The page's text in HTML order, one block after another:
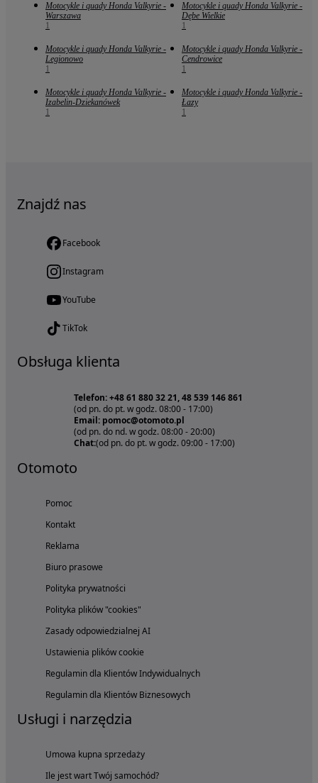
Motocykle i quady Honda Valkyrie -
Warszawa
1
Motocykle i quady Honda Valkyrie -
Dębe Wielkie
1
Motocykle i quady Honda Valkyrie -
Legionowo
1
Motocykle i quady Honda Valkyrie -
Cendrowice
1
Motocykle i quady Honda Valkyrie -
Izabelin-Dziekanówek
1
Motocykle i quady Honda Valkyrie -
Łazy
1
Znajdź nas
Facebook
Instagram
YouTube
TikTok
Obsługa klienta
Telefon: +48 61 880 32 21, 48 539 146 861
(od pn. do pt. w godz. 08:00 - 17:00)
Email: pomoc@otomoto.pl
(od pn. do nd. w godz. 08:00 - 20:00)
Chat:(od pn. do pt. w godz. 09:00 - 17:00)
Otomoto
Pomoc
Kontakt
Reklama
Biuro prasowe
Polityka prywatności
Polityka plików "cookies"
Zasady odpowiedzialnej AI
Ustawienia plików cookie
Regulamin dla Klientów Indywidualnych
Regulamin dla Klientów Biznesowych
Usługi i narzędzia
Umowa kupna sprzedaży
Ile jest wart Twój samochód?